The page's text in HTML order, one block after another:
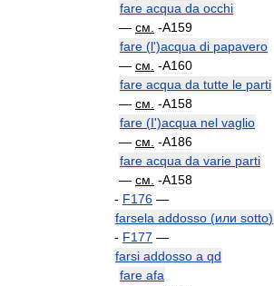
fare acqua da occhi
— см -A159
fare (l')acqua di papavero
— см -A160
fare acqua da tutte le parti
— см -A158
fare (I')acqua nel vaglio
— см -A186
fare acqua da varie parti
— см -A158
- F176 —
farsela addosso (или sotto)
- F177 —
farsi addosso a qd
fare afa